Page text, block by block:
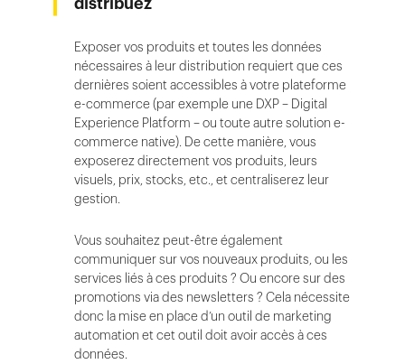
Exposer vos produits et toutes les données
nécessaires à leur distribution requiert que ces
dernières soient accessibles à votre plateforme
e-commerce (par exemple une DXP – Digital
Experience Platform – ou toute autre solution e-
commerce native). De cette manière, vous
exposerez directement vos produits, leurs
visuels, prix, stocks, etc., et centraliserez leur
gestion.
Vous souhaitez peut-être également
communiquer sur vos nouveaux produits, ou les
services liés à ces produits ? Ou encore sur des
promotions via des newsletters ? Cela nécessite
donc la mise en place d’un outil de marketing
automation et cet outil doit avoir accès à ces
données.